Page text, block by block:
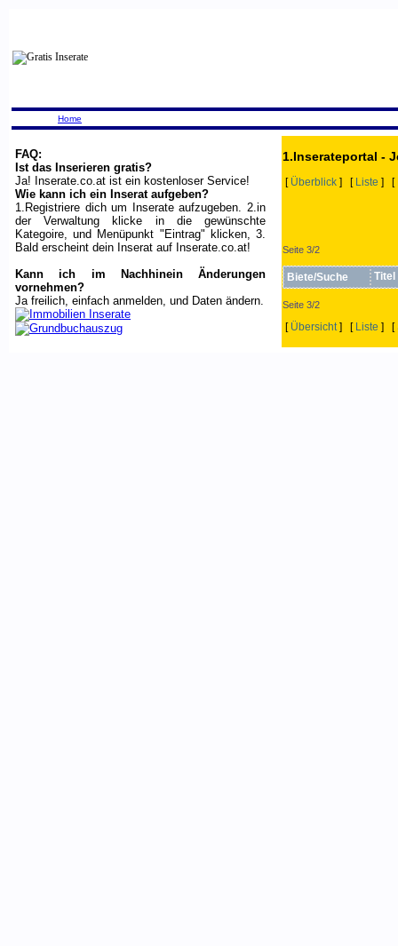
Home
FAQ:
Ist das Inserieren gratis?
Ja! Inserate.co.at ist ein kostenloser Service!
Wie kann ich ein Inserat aufgeben?
1.Registriere dich um Inserate aufzugeben. 2.in
der Verwaltung klicke in die gewünschte
Kategoire, und Menüpunkt "Eintrag" klicken, 3.
Bald erscheint dein Inserat auf Inserate.co.at!
Kann ich im Nachhinein Änderungen
vornehmen?
Ja freilich, einfach anmelden, und Daten ändern.
1.Inserateportal -
[ Überblick ] [ Liste ] [
Seite 3/2
Biete/Suche Titel
Seite 3/2
[ Übersicht] [ Liste ] [